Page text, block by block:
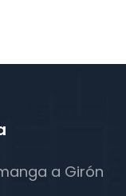
a Girón